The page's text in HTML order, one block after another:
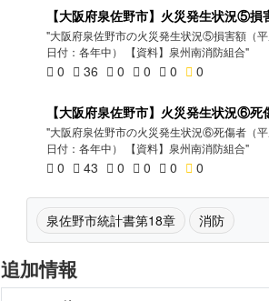
【大阪府泉佐野市】火災発生状況⑤損
"大阪府泉佐野市の火災発生状況⑤損害額（
日付：各年中） 【資料】泉州南消防組合"
0 36 0 0 0 0
【大阪府泉佐野市】火災発生状況⑥死
"大阪府泉佐野市の火災発生状況⑥死傷者（
日付：各年中） 【資料】泉州南消防組合"
0 43 0 0 0 0
泉佐野市統計書第18章 消防
追加情報